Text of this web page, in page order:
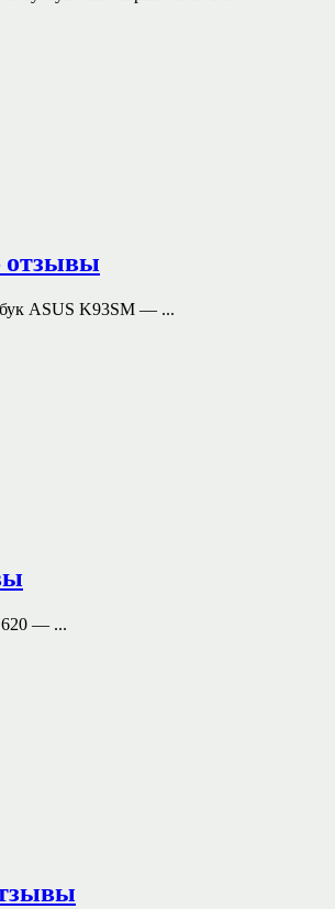
отзывы
ASUS K93SM — ...
620 — ...